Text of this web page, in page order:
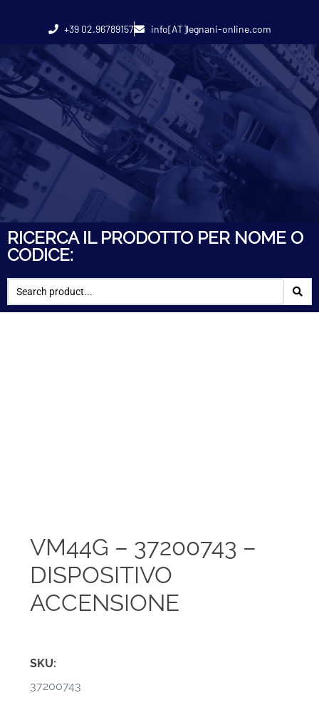
+39 02.96789157 info[AT]legnani-online.com
RICERCA IL PRODOTTO PER NOME O
CODICE:
VM44G – 37200743 –
DISPOSITIVO
ACCENSIONE
SKU:
37200743